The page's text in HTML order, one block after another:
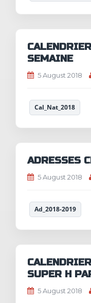
SEMAINE
5 August 2018
Cal_Nat_2018
ADRESSES
5 August 2018
Ad_2018-2019
SUPER H
5 August 2018